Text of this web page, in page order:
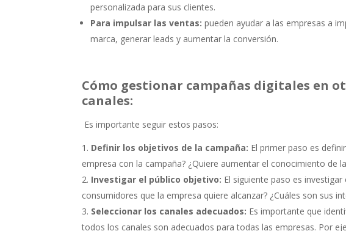
personalizada para sus clientes.
Para impulsar las ventas: pueden ayudar a las empresas a
marca, generar leads y aumentar la conversión.
Cómo gestionar campañas digitales en
canales:
Es importante seguir estos pasos:
Definir los objetivos de la campaña: El primer paso es
empresa con la campaña? ¿Quiere aumentar el conocimiento de
Investigar el público objetivo: El siguiente paso es
consumidores que la empresa quiere alcanzar? ¿Cuáles son sus
Seleccionar los canales adecuados: Es importante que
todos los canales son adecuados para todas las empresas. Por